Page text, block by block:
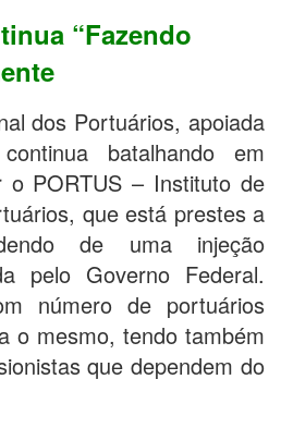
“Fazendo
dos Portuários, apoiada
batalhando em
o PORTUS – Instituto de
que está prestes a
de uma injeção
pelo Governo Federal.
número de portuários
o mesmo, tendo também
que dependem do